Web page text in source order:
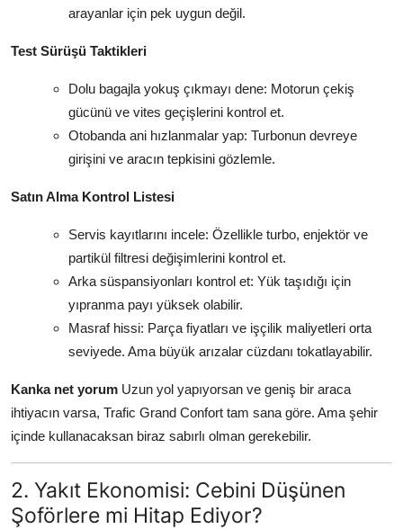
arayanlar için pek uygun değil.
Test Sürüşü Taktikleri
Dolu bagajla yokuş çıkmayı dene: Motorun çekiş
gücünü ve vites geçişlerini kontrol et.
Otobanda ani hızlanmalar yap: Turbonun devreye
girişini ve aracın tepkisini gözlemle.
Satın Alma Kontrol Listesi
Servis kayıtlarını incele: Özellikle turbo, enjektör ve
partikül filtresi değişimlerini kontrol et.
Arka süspansiyonları kontrol et: Yük taşıdığı için
yıpranma payı yüksek olabilir.
Masraf hissi: Parça fiyatları ve işçilik maliyetleri orta
seviyede. Ama büyük arızalar cüzdanı tokatlayabilir.
Kanka net yorum Uzun yol yapıyorsan ve geniş bir araca
ihtiyacın varsa, Trafic Grand Confort tam sana göre. Ama şehir
içinde kullanacaksan biraz sabırlı olman gerekebilir.
2. Yakıt Ekonomisi: Cebini Düşünen
Şoförlere mi Hitap Ediyor?